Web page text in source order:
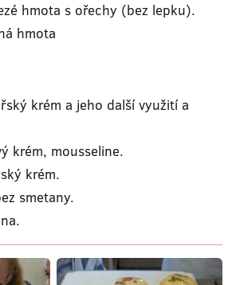
hmota s ořechy (bez lepku).
hmota
krém a jeho další využití a
krém, mousseline.
krém.
smetany.